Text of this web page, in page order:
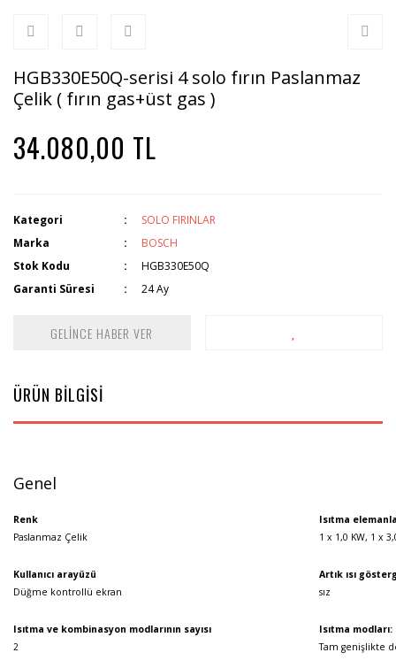
HGB330E50Q-serisi 4 solo fırın Paslanmaz
Çelik ( fırın gas+üst gas )
34.080,00 TL
Kategori
SOLO FIRINLAR
Marka
BOSCH
Stok Kodu
HGB330E50Q
Garanti Süresi
24 Ay
GELİNCE HABER VER
ÜRÜN BİLGİSİ
Genel
Renk
Paslanmaz Çelik
Isıtma
1 x 1,0 KW, 1 x
Kullanıcı arayüzü
Düğme kontrollü ekran
Artık ısı
sız
Isıtma ve kombinasyon modlarının sayısı
2
Isıtma modları:
Tam genişlikte